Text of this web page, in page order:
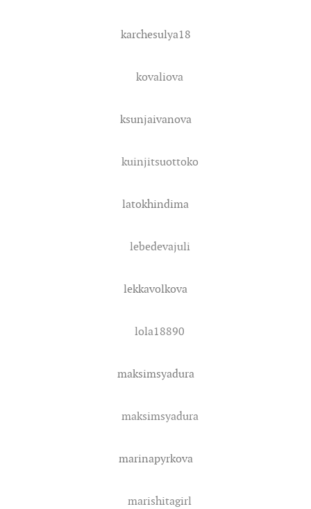
karchesulya18
kovaliova
ksunjaivanova
kuinjitsuottoko
latokhindima
lebedevajuli
lekkavolkova
lola18890
maksimsyadura
maksimsyadura
marinapyrkova
marishitagirl